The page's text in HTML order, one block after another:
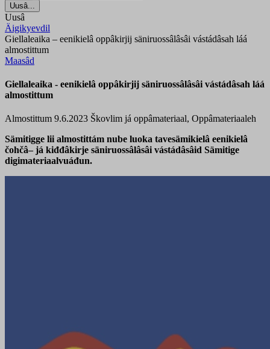
Uusâ...
Uusâ
Äigikyevdil
Giellaleaika – eenikielâ oppâkirjij säniruossâlâsâi vástádâsah láá
almostittum
Maasâd
Giellaleaika - eenikielâ oppâkirjij säniruossâlâsâi vástádâsah láá
almostittum
Almostittum 9.6.2023 Škovlim já oppâmateriaal, Oppâmateriaaleh
Sämitigge lii almostittám nube luoka tavesämikielâ eenikielâ
čohčâ– já kiđđâkirje säniruossâlâsâi vástádâsâid Sämitige
digimateriaalvuáđun.